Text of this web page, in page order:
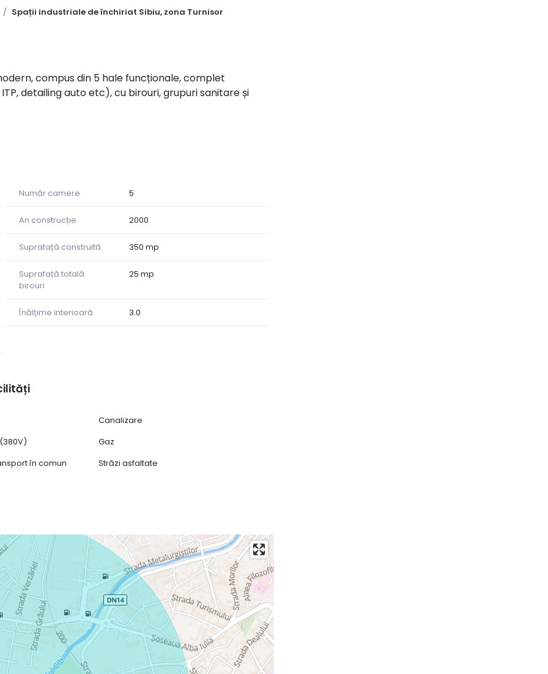
Spații industriale de închiriat Sibiu, zona Turnisor
compus din 5 hale funcționale, complet
detailing auto etc), cu birouri, grupuri sanitare și
industrial
încălzire)
spațiul
Număr camere 5
An construcție 2000
Suprafață construită 350 mp
Suprafață totală
birouri
25 mp
Înălțime interioară 3.0
Canalizare
Gaz
în comun
Străzi asfaltate